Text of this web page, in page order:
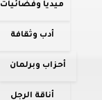
ميديا وفضائيات
أدب وثقافة
أحزاب وبرلمان
أناقة الرجل